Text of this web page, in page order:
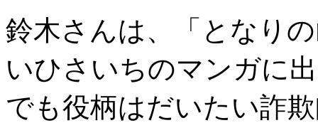
鈴木さんは、「となり
いひさいちのマンガに
でも役柄はだいたい詐